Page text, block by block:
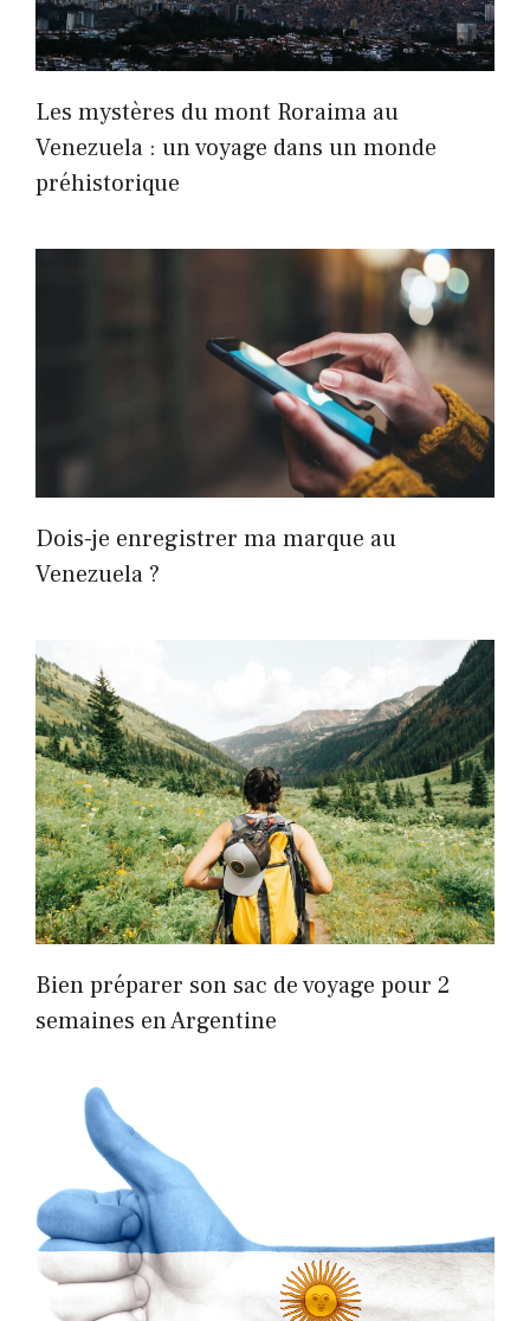
Les mystères du mont Roraima au
Venezuela : un voyage dans un monde
préhistorique
Dois-je enregistrer ma marque au
Venezuela ?
Bien préparer son sac de voyage pour 2
semaines en Argentine